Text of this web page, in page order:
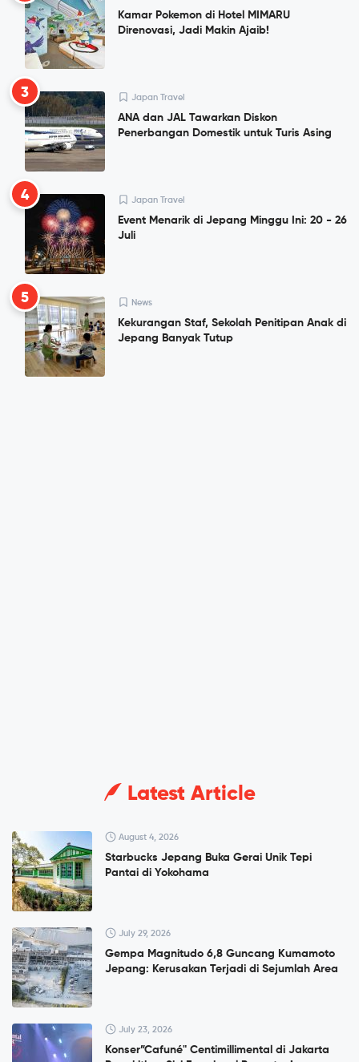
Kamar Pokemon di Hotel MIMARU
Direnovasi, Jadi Makin Ajaib!
3 Japan Travel
ANA dan JAL Tawarkan Diskon
Penerbangan Domestik untuk Turis Asing
4 Japan Travel
Event Menarik di Jepang Minggu Ini: 20 - 26
Juli
5 News
Kekurangan Staf, Sekolah Penitipan Anak di
Jepang Banyak Tutup
Latest Article
August 4, 2026
Starbucks Jepang Buka Gerai Unik Tepi
Pantai di Yokohama
July 29, 2026
Gempa Magnitudo 6,8 Guncang Kumamoto
Jepang: Kerusakan Terjadi di Sejumlah Area
July 23, 2026
Konser”Cafuné" Centimillimental di Jakarta